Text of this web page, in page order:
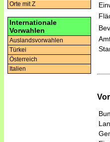
Orte mit Z
Internationale
Vorwahlen
Auslandsvorwahlen
Türkei
Österreich
Italien